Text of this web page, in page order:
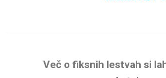
Več o fiksnih lestvah si